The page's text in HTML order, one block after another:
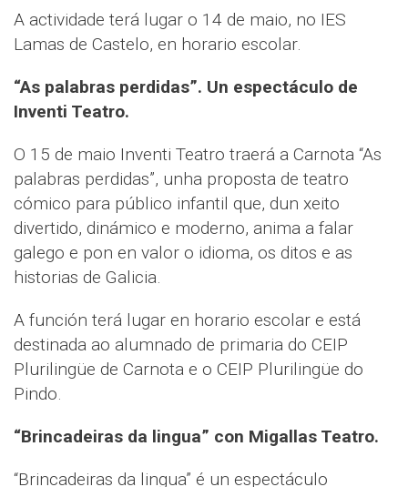
A actividade terá lugar o 14 de maio, no IES
Lamas de Castelo, en horario escolar.
“As palabras perdidas”. Un espectáculo de
Inventi Teatro.
O 15 de maio Inventi Teatro traerá a Carnota “As
palabras perdidas”, unha proposta de teatro
cómico para público infantil que, dun xeito
divertido, dinámico e moderno, anima a falar
galego e pon en valor o idioma, os ditos e as
historias de Galicia.
A función terá lugar en horario escolar e está
destinada ao alumnado de primaria do CEIP
Plurilingüe de Carnota e o CEIP Plurilingüe do
Pindo.
“Brincadeiras da lingua” con Migallas Teatro.
“Brincadeiras da lingua” é un espectáculo